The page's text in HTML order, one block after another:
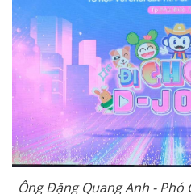
Ông Đặng Quang Anh -